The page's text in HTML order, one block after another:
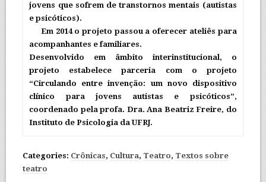
jovens que sofrem de transtornos mentais (autistas
e psicóticos).
Em 2014 o projeto passou a oferecer ateliês para
acompanhantes e familiares.
Desenvolvido em âmbito interinstitucional, o
projeto estabelece parceria com o projeto
“Circulando entre invenção: um novo dispositivo
clínico para jovens autistas e psicóticos”,
coordenado pela profa. Dra. Ana Beatriz Freire, do
Instituto de Psicologia da UFRJ.
Categories: Crônicas, Cultura, Teatro, Textos sobre
teatro